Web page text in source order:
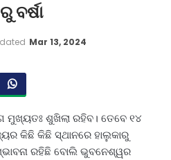
Mar 13, 2024
ଶୁଖିଲା ରହିବ। ତେବେ ୧୪
କିଛି କିଛି ସ୍ଥାନରେ ହାଲୁକାରୁ
ରହିଛି ବୋଲି ଭୁବନେଶ୍ୱର